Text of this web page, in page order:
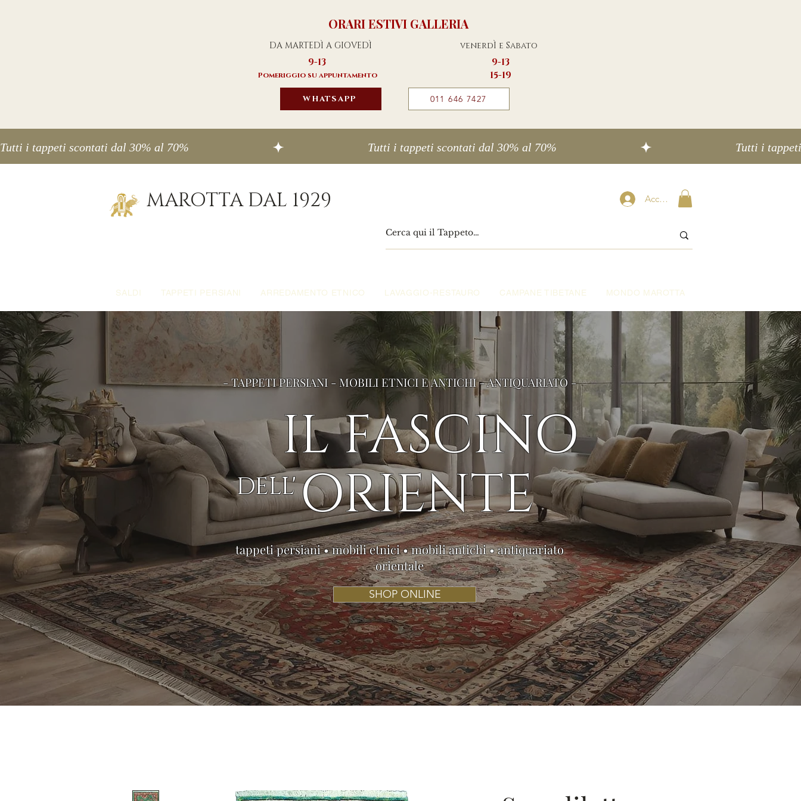
ORARI ESTIVI GALLERIA
DA MARTEDÌ A GIOVEDÌ
9-13
Pomeriggio su appuntamento
WHATSAPP
venerdÌ e Sabato
9-13
15-19
011 646 7427
Tutti i tappeti scontati dal 30% al 70%
MAROTTA DAL 1929 Accedi
SALDI TAPPETI PERSIANI ARREDAMENTO ETNICO LAVAGGIO-RESTAURO CAMPANE TIBETANE MONDO MAROTTA
- TAPPETI PERSIANI - MOBILI ETNICI E ANTICHI - ANTIQUARIATO -
DELL'
IL FASCINO
ORIENTE
tappeti persiani • mobili etnici • mobili antichi • antiquariato
orientale
SHOP ONLINE